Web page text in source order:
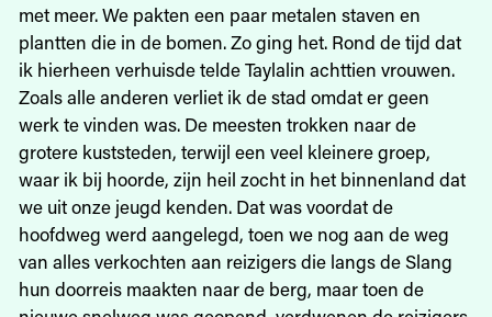
met meer. We pakten een paar metalen staven en
plantten die in de bomen. Zo ging het. Rond de tijd dat
ik hierheen verhuisde telde Taylalin achttien vrouwen.
Zoals alle anderen verliet ik de stad omdat er geen
werk te vinden was. De meesten trokken naar de
grotere kuststeden, terwijl een veel kleinere groep,
waar ik bij hoorde, zijn heil zocht in het binnenland dat
we uit onze jeugd kenden. Dat was voordat de
hoofdweg werd aangelegd, toen we nog aan de weg
van alles verkochten aan reizigers die langs de Slang
hun doorreis maakten naar de berg, maar toen de